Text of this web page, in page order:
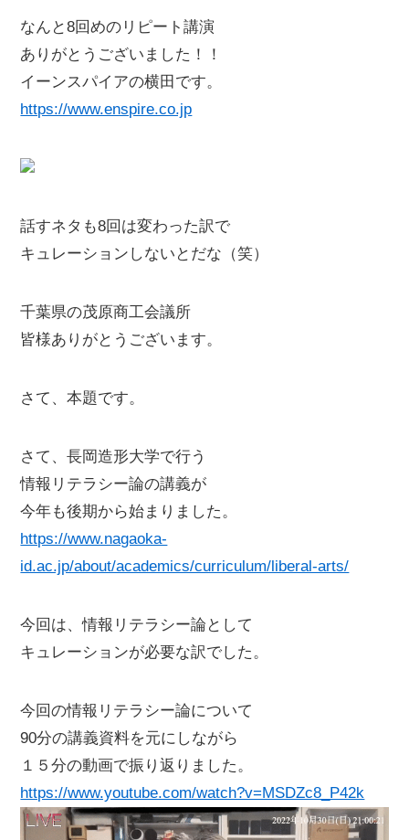
なんと8回めのリピート講演
ありがとうございました！！
イーンスパイアの横田です。
https://www.enspire.co.jp
話すネタも8回は変わった訳で
キュレーションしないとだな（笑）
千葉県の茂原商工会議所
皆様ありがとうございます。
さて、本題です。
さて、長岡造形大学で行う
情報リテラシー論の講義が
今年も後期から始まりました。
https://www.nagaoka-
id.ac.jp/about/academics/curriculum/liberal-arts/
今回は、情報リテラシー論として
キュレーションが必要な訳でした。
今回の情報リテラシー論について
90分の講義資料を元にしながら
１５分の動画で振り返りました。
https://www.youtube.com/watch?v=MSDZc8_P42k